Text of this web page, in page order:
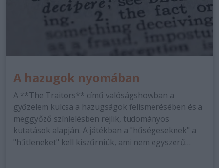
A hazugok nyomában
A **The Traitors** című valóságshowban a
győzelem kulcsa a hazugságok felismerésében és a
meggyőző színlelésben rejlik, tudományos
kutatások alapján. A játékban a "hűségeseknek" a
"hűtleneket" kell kiszűrniük, ami nem egyszerű…